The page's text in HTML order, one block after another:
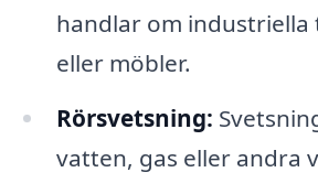
handlar om
eller möbler.
Rörsvetsning:
vatten, gas eller andra